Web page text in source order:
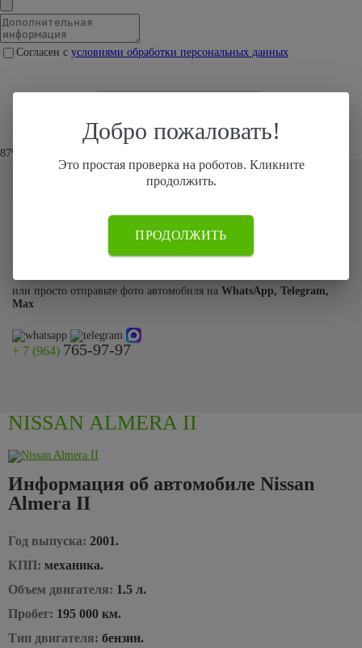
Согласен с условиями обработки персональных данных
87% клиентов устроило наше предложение
Если по каким-то причинам Вы не смогли оставить заявку на сайте
позвоните нам по телефону:
или просто отправьте фото автомобиля на WhatsApp, Telegram,
Max
+ 7 (964) 765-97-97
NISSAN ALMERA II
Информация об автомобиле Nissan
Almera II
Год выпуска: 2001.
КПП: механика.
Объем двигателя: 1.5 л.
Пробег: 195 000 км.
Тип двигателя: бензин.
Добро пожаловать!
Это простая проверка на роботов. Кликните
продолжить.
ПРОДОЛЖИТЬ